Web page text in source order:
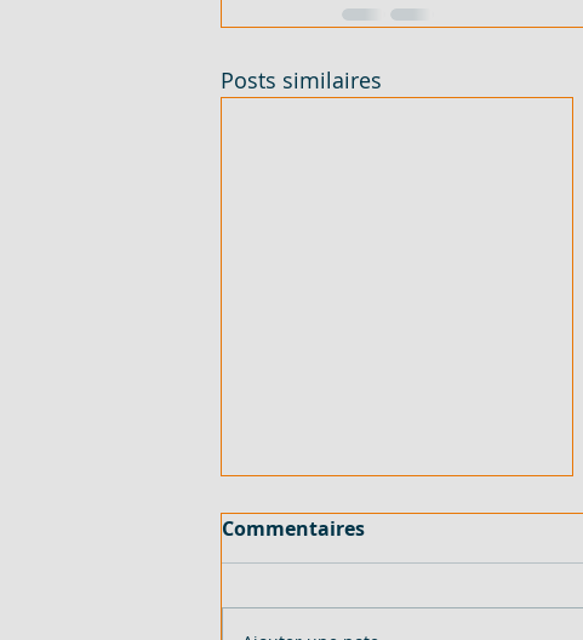
500 M² AVEC ACD - EN VENTE - COTE D
Posts similaires
Commentaires